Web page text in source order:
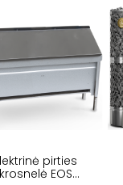
pirties
EOS